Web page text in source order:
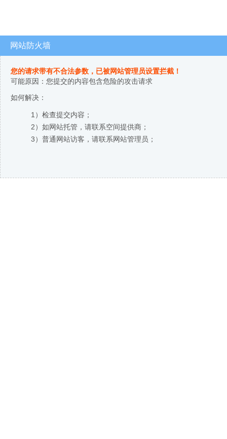
网站防火墙
您的请求带有不合法参数，已被网站管理员设置拦截！
可能原因：您提交的内容包含危险的攻击请求
如何解决：
1）检查提交内容；
2）如网站托管，请联系空间提供商；
3）普通网站访客，请联系网站管理员；